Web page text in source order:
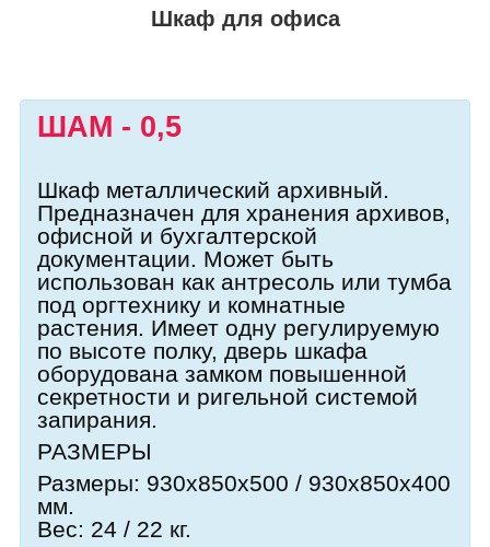
Шкаф для офиса
ШАМ - 0,5
Шкаф металлический архивный.
Предназначен для хранения архивов,
офисной и бухгалтерской
документации. Может быть
использован как антресоль или тумба
под оргтехнику и комнатные
растения. Имеет одну регулируемую
по высоте полку, дверь шкафа
оборудована замком повышенной
секретности и ригельной системой
запирания.
РАЗМЕРЫ
Размеры: 930x850x500 / 930x850x400
мм.
Вес: 24 / 22 кг.